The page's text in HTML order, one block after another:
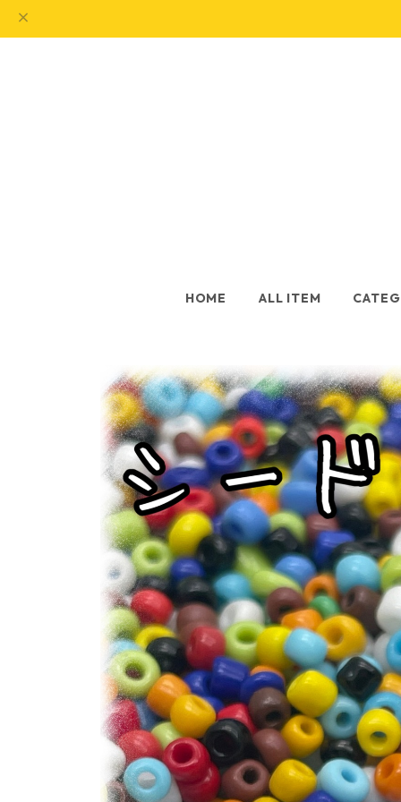
HOME ALL ITEM